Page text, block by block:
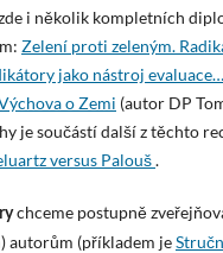
i několik kompletních
Zelení proti zeleným.
jako nástroj evaluace…
o Zemi (autor DP
je součástí další z těchto
versus Palouš.
chceme postupně
autorům (příkladem je